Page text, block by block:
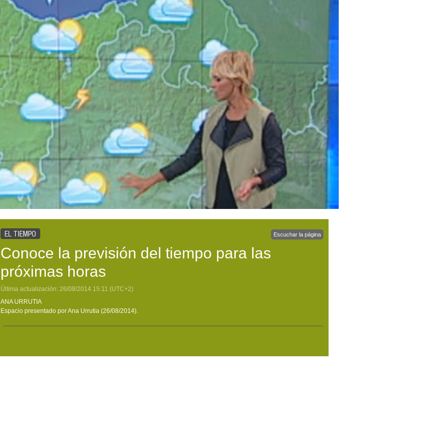
EL TIEMPO Escuchar la página
Conoce la previsión del tiempo para las
próximas horas
Última actualización: 26/08/2014 15:11 (UTC+2)
ANA URRUTIA
Espacio presentado por Ana Urrutia (26/08/2014).